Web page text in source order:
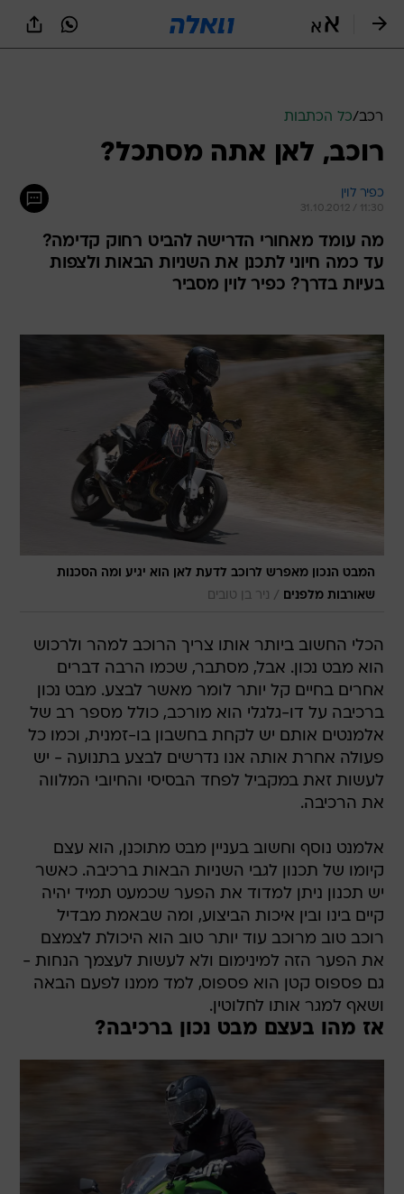
רכב/כל הכתבות
רוכב, לאן אתה מסתכל?
כפיר לוין
31.10.2012 / 11:30
מה עומד מאחורי הדרישה להביט רחוק קדימה?
עד כמה חיוני לתכנן את השניות הבאות ולצפות
בעיות בדרך? כפיר לוין מסביר
המבט הנכון מאפרש לרוכב לדעת לאן הוא יגיע ומה הסכנות
שאורבות מלפנים
/ ניר בן טובים
הכלי החשוב ביותר אותו צריך הרוכב למהר ולרכוש
הוא מבט נכון. אבל, מסתבר, שכמו הרבה דברים
אחרים בחיים קל יותר לומר מאשר לבצע. מבט נכון
ברכיבה על דו-גלגלי הוא מורכב, כולל מספר רב של
אלמנטים אותם יש לקחת בחשבון בו-זמנית, וכמו כל
פעולה אחרת אותה אנו נדרשים לבצע בתנועה - יש
לעשות זאת במקביל לפחד הבסיסי והחיובי המלווה
את הרכיבה.
אלמנט נוסף וחשוב בעניין מבט מתוכנן, הוא עצם
קיומו של תכנון לגבי השניות הבאות ברכיבה. כאשר
יש תכנון ניתן למדוד את הפער שכמעט תמיד יהיה
קיים בינו ובין איכות הביצוע, ומה שבאמת מבדיל
רוכב טוב מרוכב עוד יותר טוב הוא היכולת לצמצם
את הפער הזה למינימום ולא לעשות לעצמך הנחות -
גם פספוס קטן הוא פספוס, למד ממנו לפעם הבאה
ושאף למגר אותו לחלוטין.
אז מהו בעצם מבט נכון ברכיבה?